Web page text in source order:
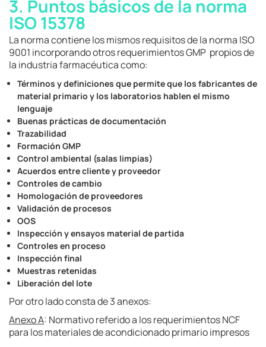
3. Puntos básicos de la norma
ISO 15378
La norma contiene los mismos requisitos de la norma ISO
9001 incorporando otros requerimientos GMP propios de
la industria farmacéutica como:
Términos y definiciones que permite que los fabricantes de
material primario y los laboratorios hablen el mismo
lenguaje
Buenas prácticas de documentación
Trazabilidad
Formación GMP
Control ambiental (salas limpias)
Acuerdos entre cliente y proveedor
Controles de cambio
Homologación de proveedores
Validación de procesos
OOS
Inspección y ensayos material de partida
Controles en proceso
Inspección final
Muestras retenidas
Liberación del lote
Por otro lado consta de 3 anexos:
Anexo A: Normativo referido a los requerimientos NCF
para los materiales de acondicionado primario impresos